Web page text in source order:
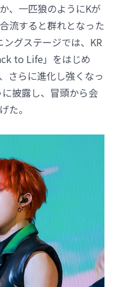
、一匹狼のようにKが
流すると群れとなった
グステージでは、KR
to Life」をはじめ
さらに進化し強くなっ
披露し、冒頭から会
た。